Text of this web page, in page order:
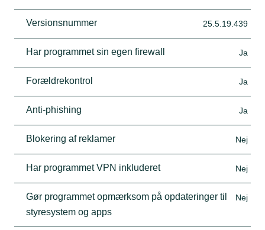
Versionsnummer 25.5.19.439
Har programmet sin egen firewall Ja
Forældrekontrol Ja
Anti-phishing Ja
Blokering af reklamer Nej
Har programmet VPN inkluderet Nej
Gør programmet opmærksom på opdateringer til
styresystem og apps
Nej